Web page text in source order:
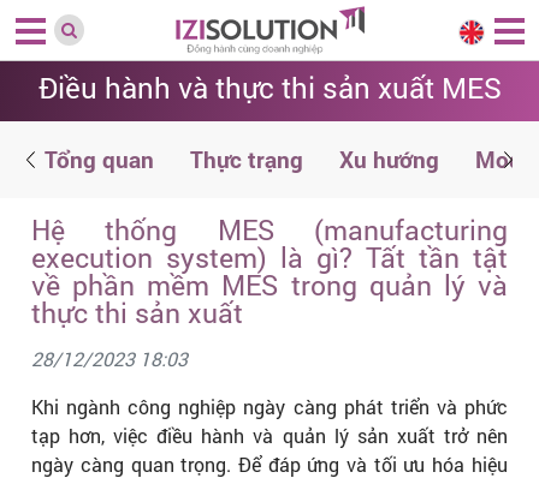
Điều hành và thực thi sản xuất MES
Tổng quan Thực trạng Xu hướng
Hệ thống MES (manufacturing
execution system) là gì? Tất tần tật
về phần mềm MES trong quản lý và
thực thi sản xuất
28/12/2023 18:03
Khi ngành công nghiệp ngày càng phát triển và phức
tạp hơn, việc điều hành và quản lý sản xuất trở nên
ngày càng quan trọng. Để đáp ứng và tối ưu hóa hiệu